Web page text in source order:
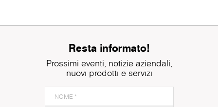
Resta informato!
Prossimi eventi, notizie aziendali,
nuovi prodotti e servizi